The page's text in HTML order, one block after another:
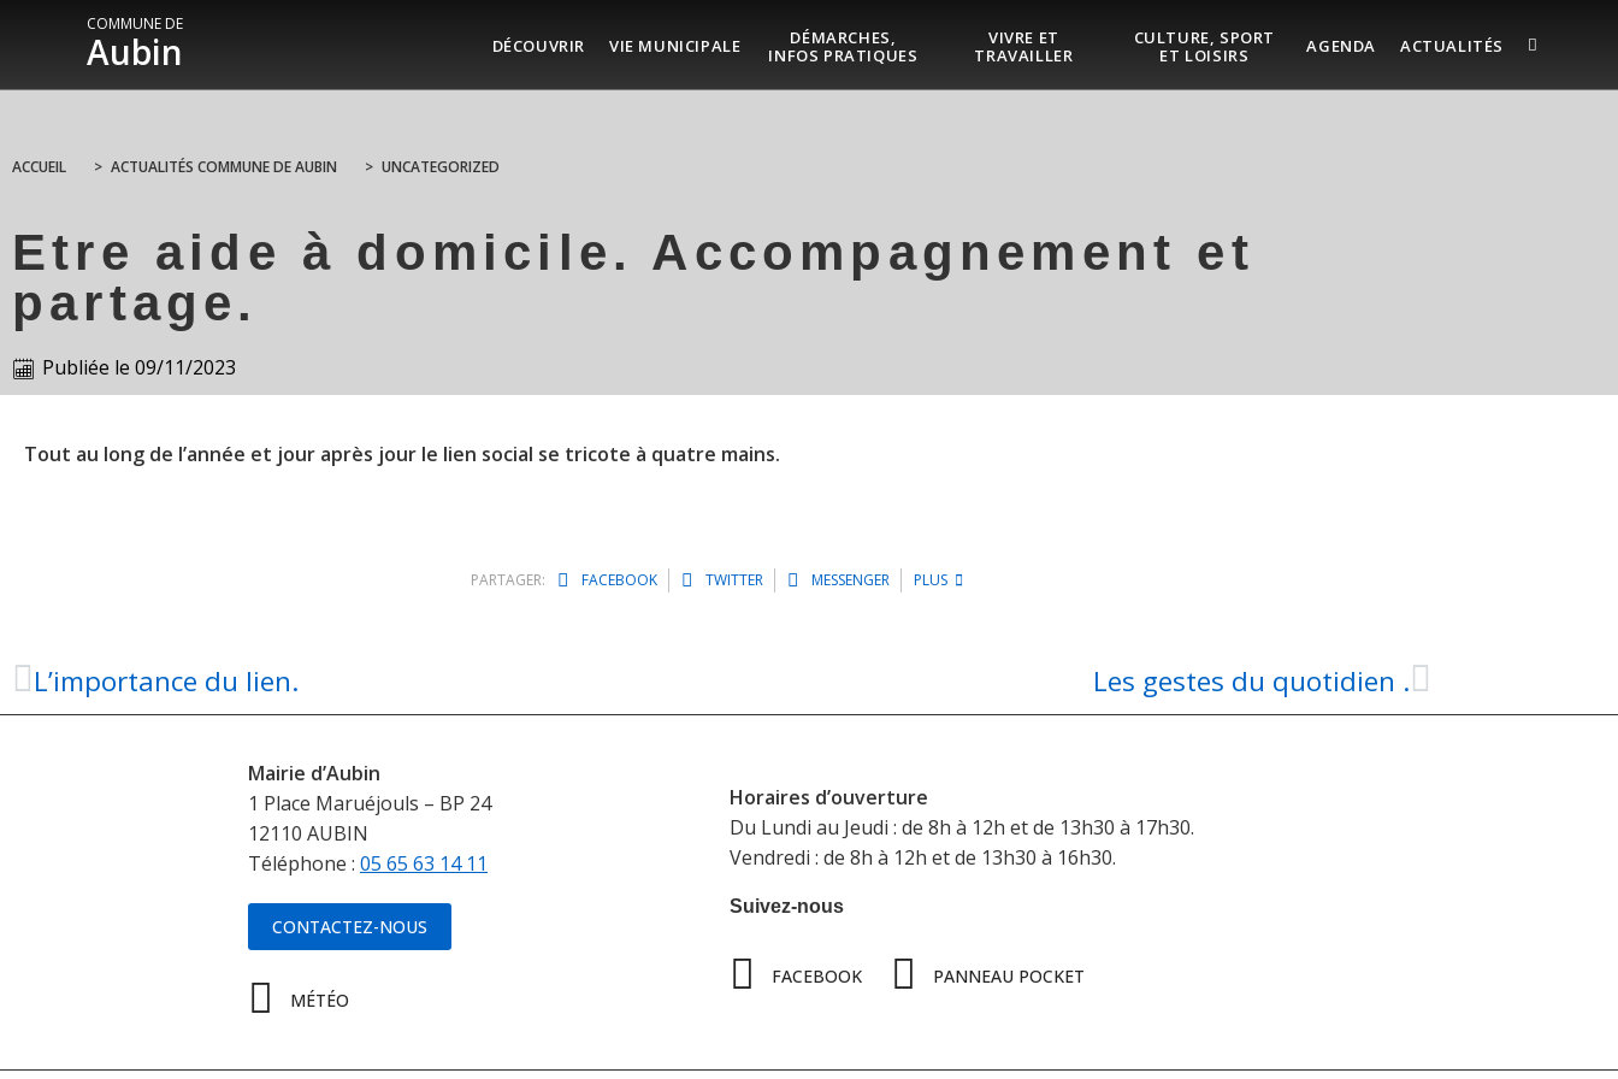
COMMUNE DE
Aubin DÉCOUVRIR VIE MUNICIPALE
DÉMARCHES,
INFOS PRATIQUES
VIVRE ET
TRAVAILLER
CULTURE, SPORT
ET LOISIRS
AGENDA ACTUALITÉS
ACCUEIL > ACTUALITÉS COMMUNE DE AUBIN > UNCATEGORIZED
Etre aide à domicile. Accompagnement et
partage.
Publiée le 09/11/2023
Tout au long de l’année et jour après jour le lien social se tricote à quatre mains.
PARTAGER: FACEBOOK TWITTER MESSENGER PLUS
L’importance du lien. Les gestes du quotidien .
Mairie d’Aubin
1 Place Maruéjouls – BP 24
12110 AUBIN
Téléphone : 05 65 63 14 11
CONTACTEZ-NOUS
MÉTÉO
Horaires d’ouverture
Du Lundi au Jeudi : de 8h à 12h et de 13h30 à 17h30.
Vendredi : de 8h à 12h et de 13h30 à 16h30.
Suivez-nous
FACEBOOK PANNEAU POCKET